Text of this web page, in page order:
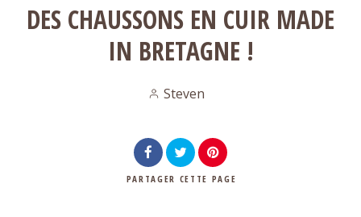
DES CHAUSSONS EN CUIR MADE
IN BRETAGNE !
Steven
PARTAGER CETTE PAGE